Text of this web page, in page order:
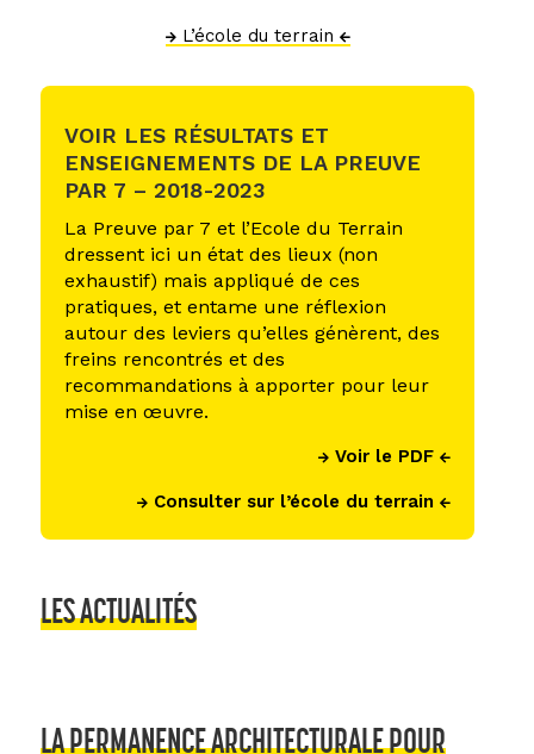
L’école du terrain
VOIR LES RÉSULTATS ET
ENSEIGNEMENTS DE LA PREUVE
PAR 7 – 2018-2023
La Preuve par 7 et l’Ecole du Terrain
dressent ici un état des lieux (non
exhaustif) mais appliqué de ces
pratiques, et entame une réflexion
autour des leviers qu’elles génèrent, des
freins rencontrés et des
recommandations à apporter pour leur
mise en œuvre.
Voir le PDF
Consulter sur l’école du terrain
LES ACTUALITÉS
LA PERMANENCE ARCHITECTURALE POUR